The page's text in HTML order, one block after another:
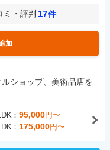
ミ・評判 17件
加
ショップ、美術品店を
95,000円〜
175,000円〜